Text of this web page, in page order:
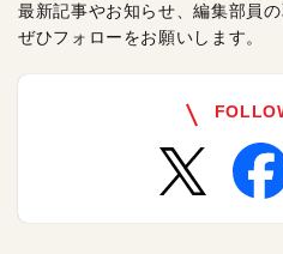
最新記事やお知らせ、編集部員
ぜひフォローをお願いします。